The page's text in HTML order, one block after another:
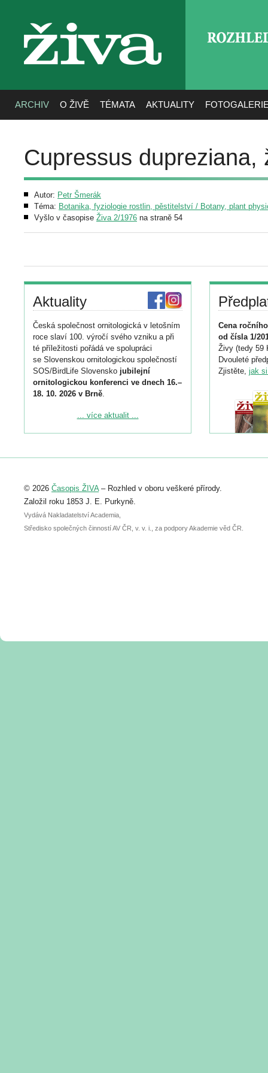
živa
ARCHIV O ŽIVĚ TÉMATA AKTUALITY
Cupressus
Autor: Petr Šmerák
Téma: Botanika, fyziologie rostlin, pěstitelství / Botany, plant
Vyšlo v časopise Živa 2/1976 na straně 54
Aktuality
Česká společnost ornitologická v letošním
roce slaví 100. výročí svého vzniku a při
té příležitosti pořádá ve spolupráci
se Slovenskou ornitologickou společností
SOS/BirdLife Slovensko jubilejní
ornitologickou konferenci ve dnech 16.–
18. 10. 2026 v Brně.
Podrobnější informace ke konferenci
Registrovat se můžete do 6. září.
abstraktu přihlášené přednášky nebo
posteru je už 30. června.
... více aktualit ...
Cena
od čísla 1/
Živy (tedy 59
Dvouleté
Zjistěte, jak
© 2026 Časopis ŽIVA– Rozhled v oboru veškeré přírody.
Založil roku 1853 J. E. Purkyně.
Vydává Nakladatelství Academia,
Středisko společných činností AV ČR, v. v. i., za podpory Akademie věd ČR.